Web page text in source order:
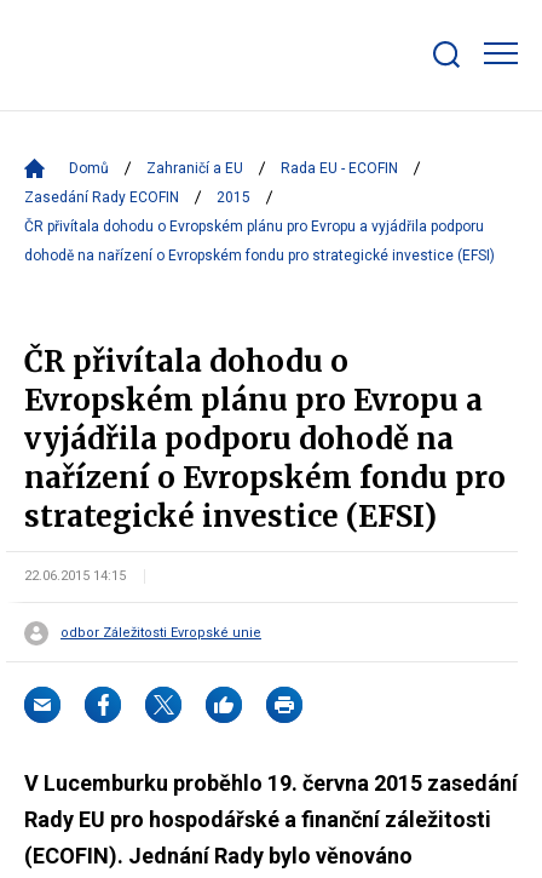
bar
Domů Zahraničí a EU
Rada EU - ECOFIN
Zasedání Rady ECOFIN
2015
ČR přivítala dohodu o Evropském plánu pro Evropu a vyjádřila podporu
dohodě na nařízení o Evropském fondu pro strategické investice (EFSI)
ČR přivítala dohodu o
Evropském plánu pro Evropu a
vyjádřila podporu dohodě na
nařízení o Evropském fondu pro
strategické investice (EFSI)
22.06.2015 14:15
odbor Záležitosti Evropské unie
V Lucemburku proběhlo 19. června 2015 zasedání
Rady EU pro hospodářské a finanční záležitosti
(ECOFIN). Jednání Rady bylo věnováno